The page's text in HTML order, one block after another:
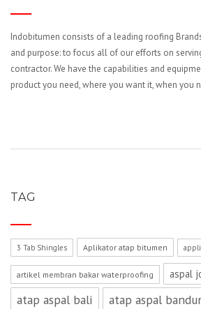
Indobitumen consists of a leading roofing
and purpose: to focus all of our efforts on
contractor. We have the capabilities and
product you need, where you want it, when you
TAG
3 Tab Shingles Aplikator atap bitumen
artikel membran bakar waterproofing aspal
atap aspal bali
atap aspal